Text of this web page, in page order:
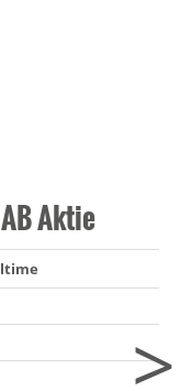
Aktie
>